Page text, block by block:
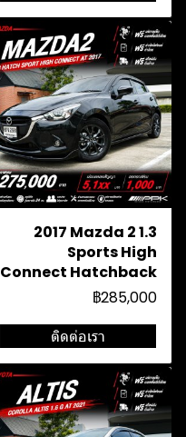
2017 Mazda 2 1.3
Sports High
Connect Hatchback
฿285,000
ติดต่อเรา